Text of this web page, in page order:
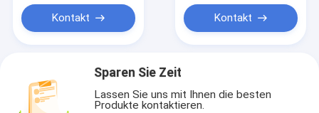
Kontakt Kontakt
Sparen Sie Zeit
Lassen Sie uns mit Ihnen die besten
Produkte kontaktieren.